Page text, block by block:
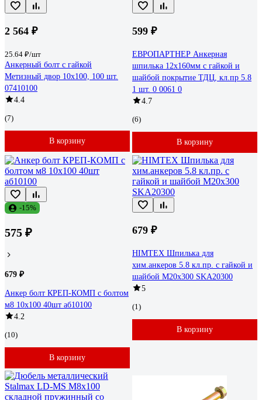
2 564 ₽
25.64 ₽/шт
Анкерный болт с гайкой
Метизный двор 10x100, 100 шт.
07410100
4.4
(7)
В корзину
599 ₽
ЕВРОПАРТНЕР Анкерная
шпилька 12x160мм с гайкой и
шайбой покрытие ТДЦ, кл.пр 5.8
1 шт. 0 0061 0
4.7
(6)
В корзину
-15%
575 ₽
679 ₽
Анкер болт КРЕП-КОМП с болтом
м8 10х100 40шт аб10100
4.2
(10)
В корзину
679 ₽
HIMTEX Шпилька для
хим.анкеров 5.8 кл.пр. с гайкой и
шайбой М20x300 SKA20300
5
(1)
В корзину